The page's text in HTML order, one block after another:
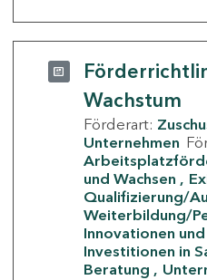
Wachstum
Förderart:
Unternehmen
und Wachsen
Qualifizierung/
Weiterbildung/
Innovationen
Investitionen in
Beratung